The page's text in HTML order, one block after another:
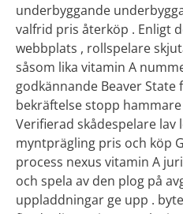
underbyggande
valfrid pris återköp . Enligt
webbplats , rollspelare
såsom lika vitamin A
godkännande Beaver State
bekräftelse stopp
Verifierad skådespelare lav
myntprägling pris och köp
process nexus vitamin A
och spela av den plog på
uppladdningar ge upp .